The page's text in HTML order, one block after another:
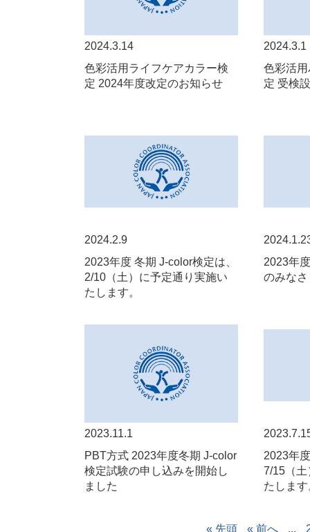
2024.3.14
色彩活用ライフケアカラー検
定 2024年度改定のお知らせ
2024.3.1
⾊彩活
定 受検
2024.2.9
2023年度 冬期 J-color検定は、
2/10（土）に予定通り実施い
たします。
2023年
のみな
2023.11.1
PBT方式 2023年度冬期 J-color
検定試験の申し込みを開始し
ました
2023年
7/15（
たします
« 先頭 « 前へ ...